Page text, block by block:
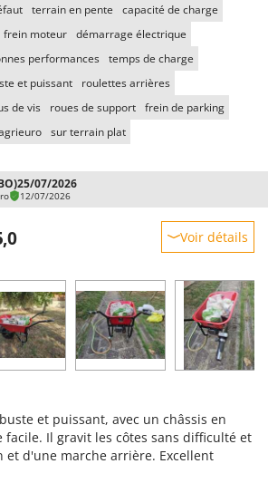
terrain en pente
capacité de charge
frein moteur démarrage électrique
performances temps de charge
et puissant
roulettes arrières
de vis roues de support frein de parking
sur terrain plat
25/07/2026
12/07/2026
Voir détails
et puissant, avec un châssis en
facile. Il gravit les côtes sans difficulté et
d'une marche arrière. Excellent